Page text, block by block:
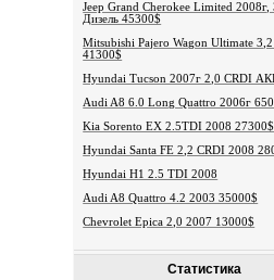
Jeep Grand Cherokee Limited 2008г,
Дизель 45300$
Mitsubishi Pajero Wagon Ultimate
41300$
Hyundai Tucson 2007г 2,0 CRDI
Audi A8 6.0 Long Quattro 2006г
Kia Sorento EX 2.5TDI 2008 27300$
Hyundai Santa FE 2,2 CRDI 2008
Hyundai H1 2.5 TDI 2008
Audi A8 Quattro 4.2 2003 35000$
Chevrolet Epica 2,0 2007 13000$
Статистика